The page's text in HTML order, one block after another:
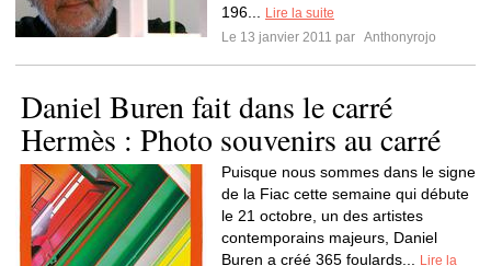
196...
Lire la suite
Le 13 janvier 2011 par Anthonyrojo
Daniel Buren fait dans le carré
Hermès : Photo souvenirs au carré
Puisque nous sommes dans le signe
de la Fiac cette semaine qui débute
le 21 octobre, un des artistes
contemporains majeurs, Daniel
Buren a créé 365 foulards...
Lire la